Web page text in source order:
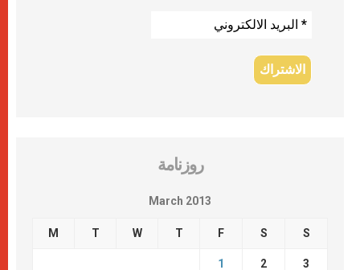
روزنامة
March 2013
M T W T F S S
1 2 3